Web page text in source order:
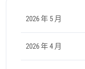
2026 年 5 月
2026 年 4 月